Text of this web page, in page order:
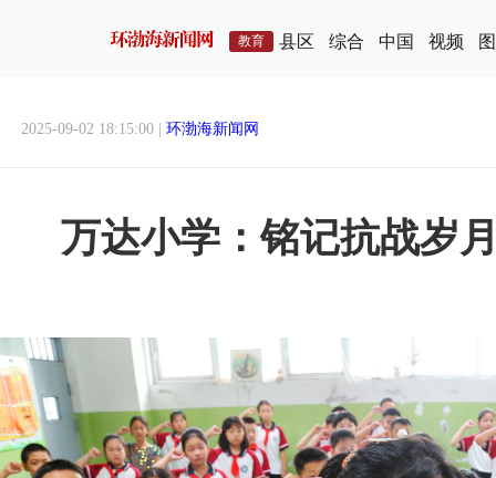
教育 县区 综合 中国 视频
2025-09-02 18:15:00 | 环渤海新闻网
万达小学：铭记抗战岁